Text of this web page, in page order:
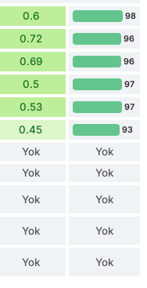
0.6 98
0.72 96
0.69 96
0.5 97
0.53 97
0.45 93
Yok Yok
Yok Yok
Yok Yok
Yok Yok
Yok Yok